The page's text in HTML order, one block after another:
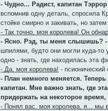
- Чудно... Радист, капитан
вспомнив одну деталь, спросила
стойке смирно и закивать, но
- Так точно, моя королева! Он
- Ясно. Рэд, ты меня слышишь? -
шпилями, будто они могли куда-
одно - знать, где находилась эта
- Да, моя королева! - псионический
- План немного меняется.
капитан. Мне важно знать, где
придержать на некоторое
- Понял вас, моя королева, я... мы